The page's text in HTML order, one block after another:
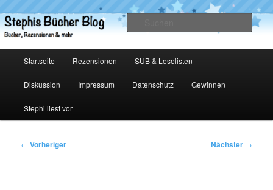
primären
Inhalt
Stephis Bücher Blog
Startseite Rezensionen SUB & Leselisten
Diskussion Impressum Datenschutz Gewinnen
Stephi liest vor
Beitragsnavigation
← Vorheriger Nächster →